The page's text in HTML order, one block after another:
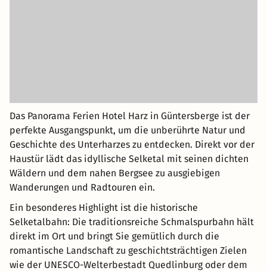
Das Panorama Ferien Hotel Harz in Güntersberge ist der
perfekte Ausgangspunkt, um die unberührte Natur und
Geschichte des Unterharzes zu entdecken. Direkt vor der
Haustür lädt das idyllische Selketal mit seinen dichten
Wäldern und dem nahen Bergsee zu ausgiebigen
Wanderungen und Radtouren ein.
Ein besonderes Highlight ist die historische
Selketalbahn: Die traditionsreiche Schmalspurbahn hält
direkt im Ort und bringt Sie gemütlich durch die
romantische Landschaft zu geschichtsträchtigen Zielen
wie der UNESCO-Welterbestadt Quedlinburg oder dem